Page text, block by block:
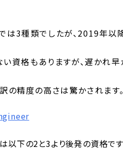
3種類でしたが、2019年以
資格もありますが、遅かれ早
精度の高さは驚かされます。
以下の2と3より後発の資格です